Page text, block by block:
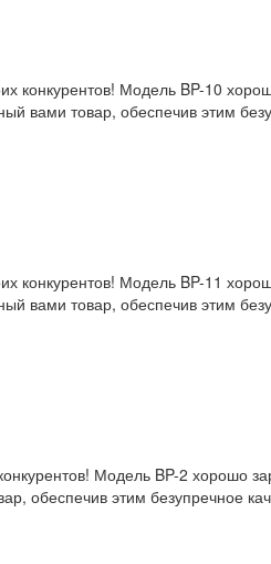
конкурентов! Модель BP-10
вами товар, обеспечив этим
конкурентов! Модель BP-11
вами товар, обеспечив этим
Модель BP-2 хорошо
обеспечив этим безупречное